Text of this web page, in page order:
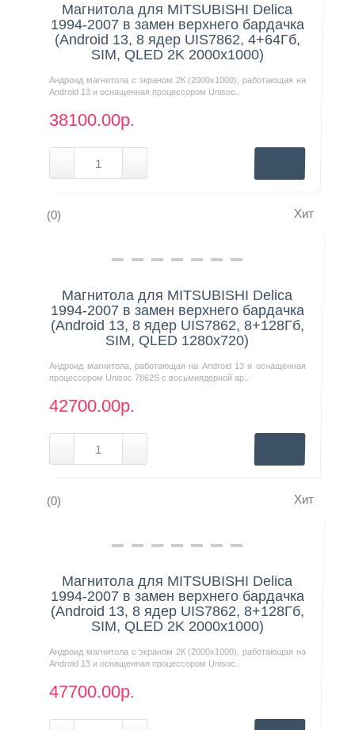
Магнитола для MITSUBISHI Delica
1994-2007 в замен верхнего бардачка
(Android 13, 8 ядер UIS7862, 4+64Гб,
SIM, QLED 2K 2000x1000)
Андроид магнитола с экраном 2К (2000х1000), работающая на
Android 13 и оснащенная процессором Unisoc..
38100.00р.
(0) Хит
Нашли дешевле?
Магнитола для MITSUBISHI Delica
1994-2007 в замен верхнего бардачка
(Android 13, 8 ядер UIS7862, 8+128Гб,
SIM, QLED 1280x720)
Андроид магнитола, работающая на Android 13 и оснащенная
процессором Unisoc 7862S с восьмиядерной ар..
42700.00р.
(0) Хит
Нашли дешевле?
Магнитола для MITSUBISHI Delica
1994-2007 в замен верхнего бардачка
(Android 13, 8 ядер UIS7862, 8+128Гб,
SIM, QLED 2K 2000x1000)
Андроид магнитола с экраном 2К (2000х1000), работающая на
Android 13 и оснащенная процессором Unisoc..
47700.00р.